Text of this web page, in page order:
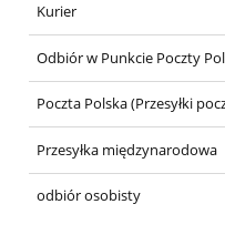
Kurier
Odbiór w Punkcie Poczty
Poczta Polska(Przesyłki
Przesyłka międzynarodowa
odbiór osobisty